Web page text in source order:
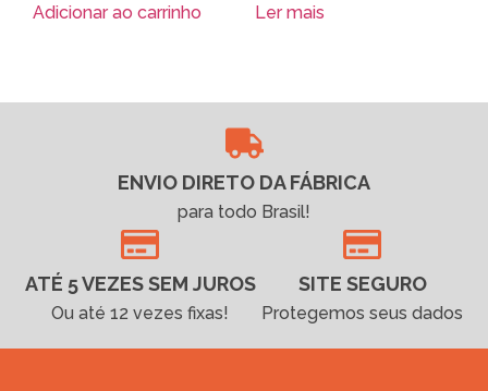
Adicionar ao carrinho Ler mais
ENVIO DIRETO DA FÁBRICA
para todo Brasil!
ATÉ 5 VEZES SEM JUROS
Ou até 12 vezes fixas!
SITE SEGURO
Protegemos seus dados